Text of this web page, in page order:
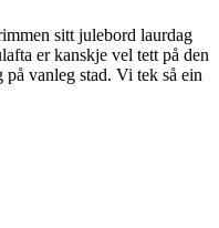
sitt julebord laurdag
er kanskje vel tett på den
vanleg stad. Vi tek så ein